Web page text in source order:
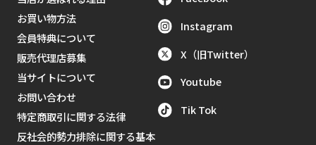
お買い物方法
会員特典について
販売代理店募集
当サイトについて
お問い合わせ
特定商取引に関する法律
反社会的勢力排除に関する基本
Instagram
X（旧Twitter）
Youtube
Tik Tok